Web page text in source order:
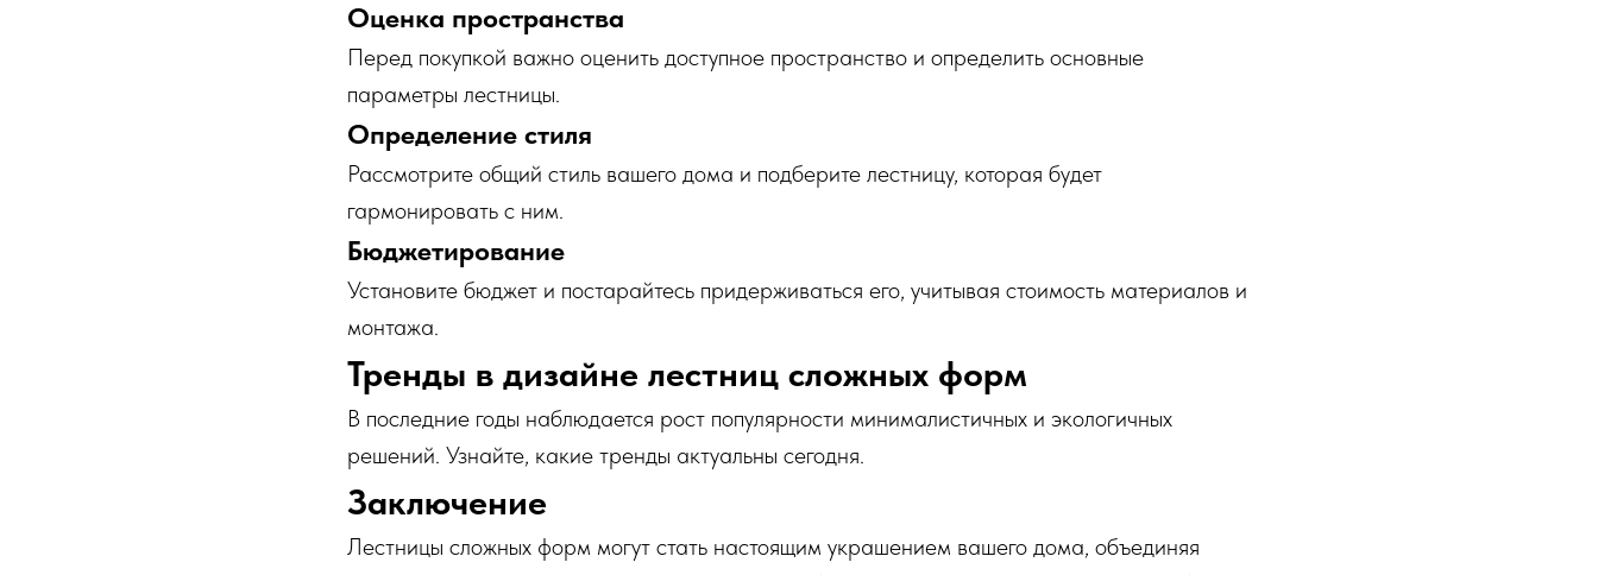
Оценка пространства
Перед покупкой важно оценить доступное пространство и определить основные
параметры лестницы.
Определение стиля
Рассмотрите общий стиль вашего дома и подберите лестницу, которая будет
гармонировать с ним.
Бюджетирование
Установите бюджет и постарайтесь придерживаться его, учитывая стоимость материалов и
монтажа.
Тренды в дизайне лестниц сложных форм
В последние годы наблюдается рост популярности минималистичных и экологичных
решений. Узнайте, какие тренды актуальны сегодня.
Заключение
Лестницы сложных форм могут стать настоящим украшением вашего дома, объединяя